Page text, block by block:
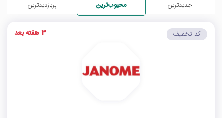
جدیدترین محبوب‌ترین پربازدیدترین
کد تخفیف 3 هفته بعد